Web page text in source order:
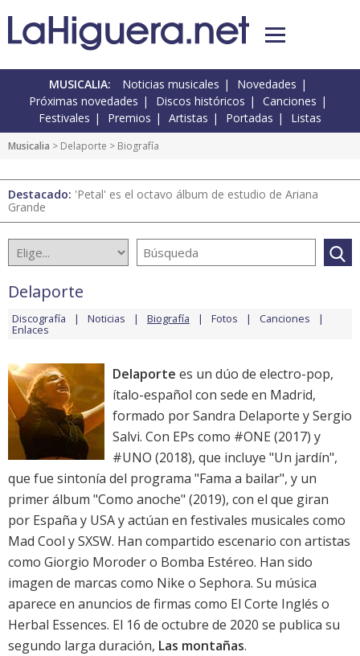
MUSICALIA: Noticias musicales
Novedades
Próximas novedades
Discos históricos
Canciones
Festivales
Premios Artistas Portadas Listas
Musicalia > Delaporte > Biografía
Destacado: 'Petal' es el octavo álbum de estudio de Ariana
Grande
Delaporte
Discografía Noticias Biografía Fotos Canciones
Enlaces
Delaporte es un dúo de electro-pop,
ítalo-español con sede en Madrid,
formado por Sandra Delaporte y Sergio
Salvi. Con EPs como #ONE (2017) y
#UNO (2018), que incluye "Un jardín",
que fue sintonía del programa "Fama a bailar", y un
primer álbum "Como anoche" (2019), con el que giran
por España y USA y actúan en festivales musicales como
Mad Cool y SXSW. Han compartido escenario con artistas
como Giorgio Moroder o Bomba Estéreo. Han sido
imagen de marcas como Nike o Sephora. Su música
aparece en anuncios de firmas como El Corte Inglés o
Herbal Essences. El 16 de octubre de 2020 se publica su
segundo larga duración, Las montañas.